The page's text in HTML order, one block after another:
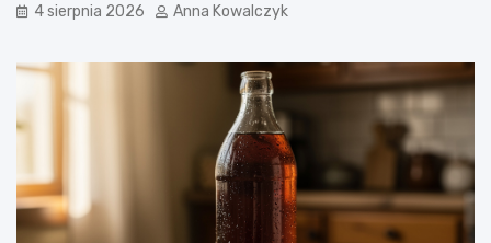
4 sierpnia 2026 Anna Kowalczyk